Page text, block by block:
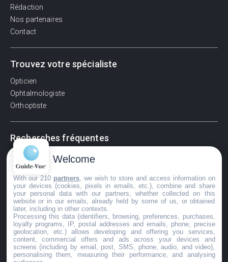
Rédaction
Nos partenaires
Contact
Trouvez votre spécialiste
Opticien
Ophtalmologiste
Orthoptiste
Recherches fréquentes
Pathologies adultes
Signes d'une urgence ophtalmologique
La vision
Acuité visuelle
Myosis / mydriase
Œdème oculaire
©GuideVue2024
Welcome
With our 210 partners , we wish to store and access information on
your devices (cookies, pixels in emails, etc.), combine and share
your personal data with our partners, whether collected on this
website or in our emails, already held by some of us, or obtained
later, including in other contexts.
Processing this data (identifiers, browsing, preferences, purchases,
loyalty programs, IP, postal addresses and emails, phone, precise
geolocation, etc.) allows developing and offering you services,
content, commercial offers and ads across your devices and
screens (including by email, post, SMS, phone, audio, and video),
personalising them, measuring their performance, and analysing